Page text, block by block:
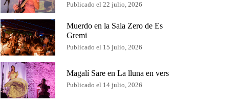
Publicado el 22 julio, 2026
Muerdo en la Sala Zero de Es
Gremi
Publicado el 15 julio, 2026
Magalí Sare en La lluna en vers
Publicado el 14 julio, 2026